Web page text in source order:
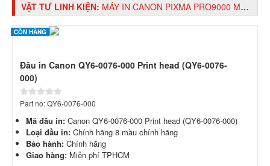
VẬT TƯ LINH KIỆN: MÁY IN CANON PIXMA PRO9000 MARK II, IN PHUN MÀU A3
CÒN HÀNG
Đầu in Canon QY6-0076-000 Print head (QY6-0076-
000)
Part no: QY6-0076-000
Mã đầu in: Canon QY6-0076-000 Print head (QY6-0076-000)
Loại đầu in: Chính hãng 8 màu chính hãng
Bảo hành: Chính hãng
Giao hàng: Miễn phí TPHCM